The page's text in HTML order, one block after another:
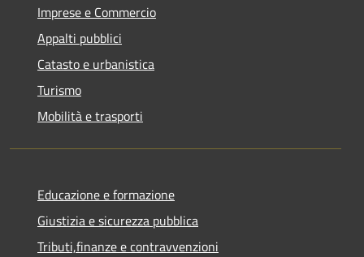
Imprese e Commercio
Appalti pubblici
Catasto e urbanistica
Turismo
Mobilità e trasporti
Educazione e formazione
Giustizia e sicurezza pubblica
Tributi,finanze e contravvenzioni